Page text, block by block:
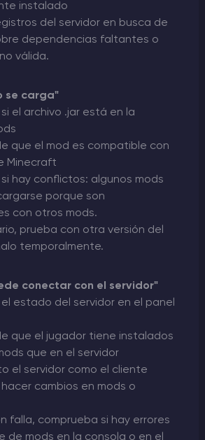
instalado
del servidor en busca de
dependencias faltantes o
válida.
se carga"
el archivo .jar está en la
que el mod es compatible con
Minecraft
hay conflictos: algunos mods
porque son
con otros mods.
prueba con otra versión del
temporalmente.
conectar con el servidor"
estado del servidor en el panel
que el jugador tiene instalados
que en el servidor
el servidor como el cliente
cambios en mods o
falla, comprueba si hay errores
de mods en la consola o en el